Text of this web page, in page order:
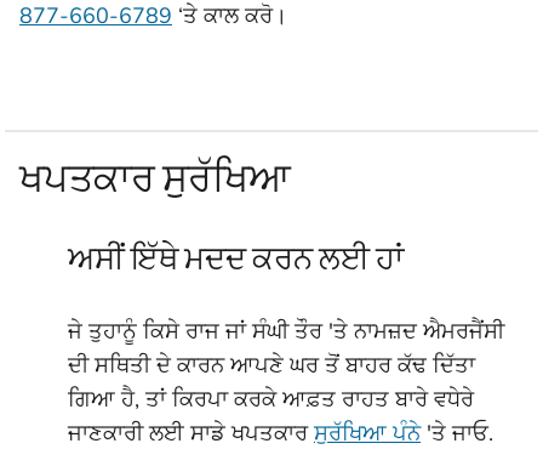
877-660-6789 ‘ਤੇ ਕਾਲ ਕਰੋ।
ਖਪਤਕਾਰ ਸੁਰੱਖਿਆ
ਅਸੀਂ ਇੱਥੇ ਮਦਦ ਕਰਨ ਲਈ ਹਾਂ
ਜੇ ਤੁਹਾਨੂੰ ਕਿਸੇ ਰਾਜ ਜਾਂ ਸੰਘੀ ਤੌਰ 'ਤੇ ਨਾਮਜ਼ਦ ਐਮਰਜੈਂਸੀ
ਦੀ ਸਥਿਤੀ ਦੇ ਕਾਰਨ ਆਪਣੇ ਘਰ ਤੋਂ ਬਾਹਰ ਕੱਢ ਦਿੱਤਾ
ਗਿਆ ਹੈ, ਤਾਂ ਕਿਰਪਾ ਕਰਕੇ ਆਫ਼ਤ ਰਾਹਤ ਬਾਰੇ ਵਧੇਰੇ
ਜਾਣਕਾਰੀ ਲਈ ਸਾਡੇ ਖਪਤਕਾਰਸੁਰੱਖਿਆ ਪੰਨੇ'ਤੇ ਜਾਓ.